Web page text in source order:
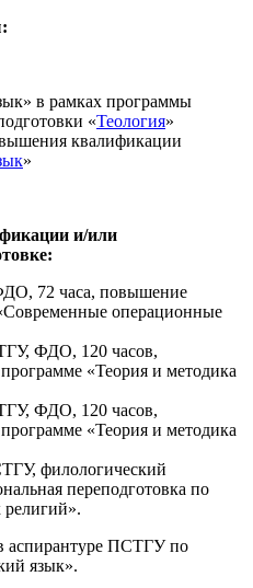
в рамках программы
«Теология»
квалификации
»
и/или
72 часа, повышение
операционные
ФДО, 120 часов,
«Теория и методика
ФДО, 120 часов,
«Теория и методика
филологический
переподготовка по
аспирантуре ПСТГУ по
язык».